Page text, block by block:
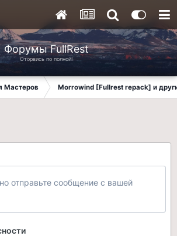
Форумы FullRest
Оторвись по полной!
Мастеров Morrowind [Fullrest repack] и
отправьте сообщение с вашей